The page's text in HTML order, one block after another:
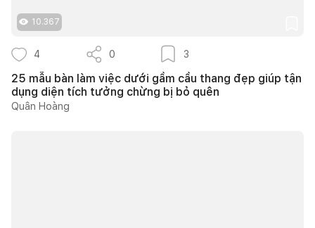
10.367
4 0 3
25 mẫu bàn làm việc dưới gầm cầu thang đẹp giúp tận
dụng diện tích tưởng chừng bị bỏ quên
Quân Hoàng